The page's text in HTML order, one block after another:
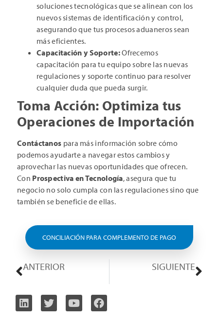
soluciones tecnológicas que se alinean con los
nuevos sistemas de identificación y control,
asegurando que tus procesos aduaneros sean
más eficientes.
Capacitación y Soporte:Ofrecemos
capacitación para tu equipo sobre las nuevas
regulaciones y soporte continuo para resolver
cualquier duda que pueda surgir.
Toma Acción: Optimiza tus
Operaciones de Importación
Contáctanos para más información sobre cómo
podemos ayudarte a navegar estos cambios y
aprovechar las nuevas oportunidades que ofrecen.
Con Prospectiva en Tecnología, asegura que tu
negocio no solo cumpla con las regulaciones sino que
también se beneficie de ellas.
CONCILIACIÓN PARA COMPLEMENTO DE PAGO
ANTERIOR SIGUIENTE